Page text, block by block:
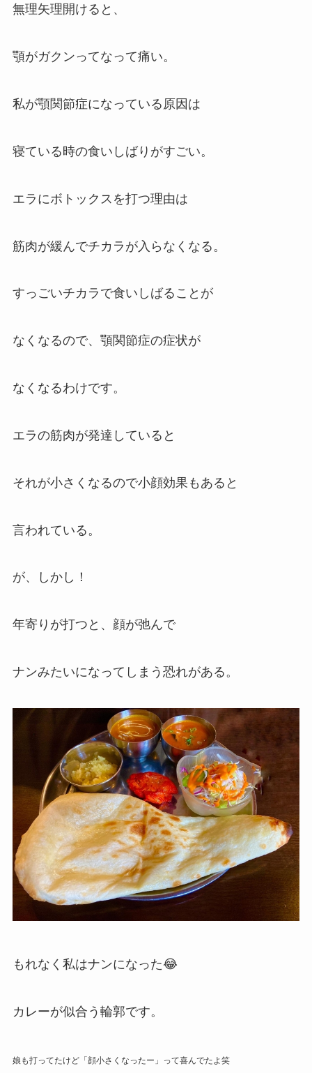
無理矢理開けると、
顎がガクンってなって痛い。
私が顎関節症になっている原因は
寝ている時の食いしばりがすごい。
エラにボトックスを打つ理由は
筋肉が緩んでチカラが入らなくなる。
すっごいチカラで食いしばることが
なくなるので、顎関節症の症状が
なくなるわけです。
エラの筋肉が発達していると
それが小さくなるので小顔効果もあると
言われている。
が、しかし！
年寄りが打つと、顔が弛んで
ナンみたいになってしまう恐れがある。
もれなく私はナンになった😂
カレーが似合う輪郭です。
娘も打ってたけど「顔小さくなったー」って喜んでたよ笑